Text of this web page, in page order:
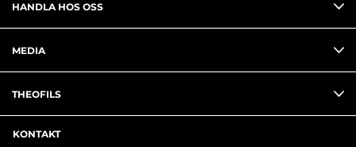
HANDLA HOS OSS
MEDIA
THEOFILS
KONTAKT